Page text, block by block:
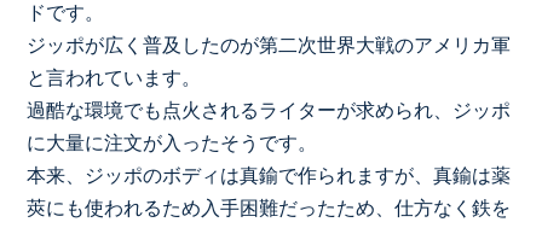
ドです。
ジッポが広く普及したのが第二次世界大戦のアメリカ軍
と言われています。
過酷な環境でも点火されるライターが求められ、ジッポ
に大量に注文が入ったそうです。
本来、ジッポのボディは真鍮で作られますが、真鍮は薬
莢にも使われるため入手困難だったため、仕方なく鉄を